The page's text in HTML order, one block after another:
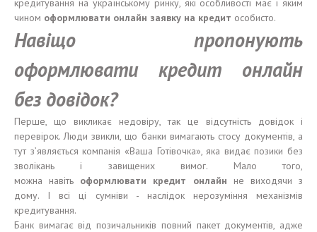
кредитування на українському ринку, які особливості має і яким
чином оформлювати онлайн заявку на кредит особисто.
Навіщо пропонують
оформлювати кредит онлайн
без довідок?
Перше, що викликає недовіру, так це відсутність довідок і
перевірок. Люди звикли, що банки вимагають стосу документів, а
тут з’являється компанія «Ваша Готівочка», яка видає позики без
зволікань і завищених вимог. Мало того,
можна навіть оформлювати кредит онлайн не виходячи з
дому. І всі ці сумніви - наслідок нерозуміння механізмів
кредитування.
Банк вимагає від позичальників повний пакет документів, адже